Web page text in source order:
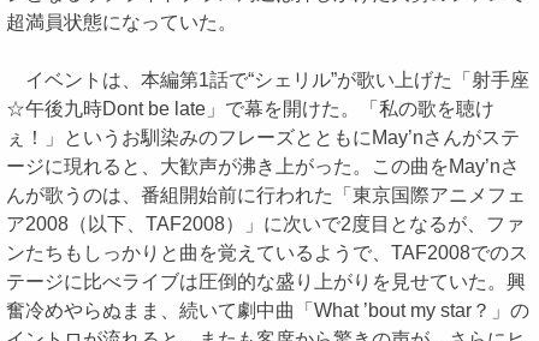
超満員状態になっていた。
イベントは、本編第1話で“シェリル”が歌い上げた「射手座
☆午後九時Dont be late」で幕を開けた。「私の歌を聴け
ぇ！」というお馴染みのフレーズとともにMay’nさんがステ
ージに現れると、大歓声が沸き上がった。この曲をMay’nさ
んが歌うのは、番組開始前に行われた「東京国際アニメフェ
ア2008（以下、TAF2008）」に次いで2度目となるが、ファ
ンたちもしっかりと曲を覚えているようで、TAF2008でのス
テージに比べライブは圧倒的な盛り上がりを見せていた。興
奮冷めやらぬまま、続いて劇中曲「What ’bout my star？」の